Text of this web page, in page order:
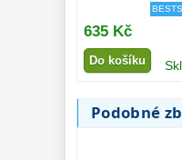
635 Kč
Do košíku
Podobné